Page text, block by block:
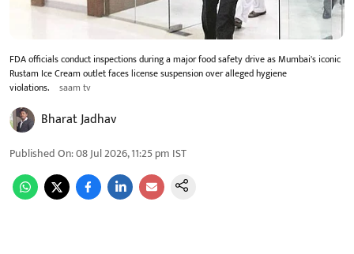
FDA officials conduct inspections during a major food safety drive as Mumbai's iconic
Rustam Ice Cream outlet faces license suspension over alleged hygiene
violations.
saam tv
Bharat Jadhav
Published On:08 Jul 2026, 11:25 pm IST